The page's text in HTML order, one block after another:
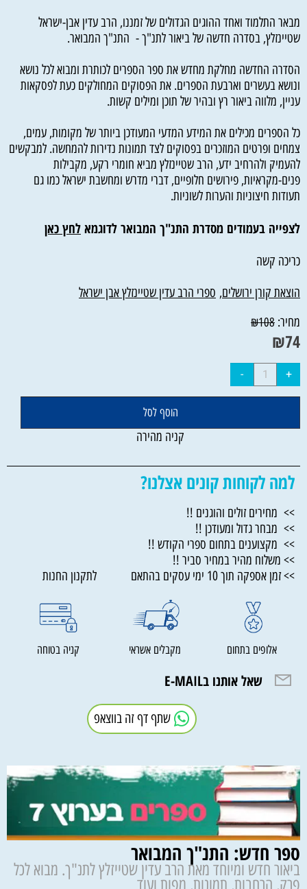
מבאר התלמוד ואחד ההוגים הגדולים של זמננו, הרב עדין אבן-ישראל
שטיינזלץ, בסדרה חדשה של ביאור לתנ"ך - התנ"ך המבואר.
הסדרה החדשה מחלקת מחדש את ספר הספרים לכותרת ומבוא לכל נושא
ונושא בעשרים וארבעת הספרים. את הפסוקים המחולקים כעת לפסקאות
עניין, מלווה ביאור רץ ובהיר של תוכן ומילים קשות.
כל הספרים מכילים את המידע המדעי המעודכן ביותר של מקומות, עמים,
צמחים ופרטים המוזכרים בפסוקים לצד תמונות נדירות להמחשה. למבקשים
להעמיק ולהרחיב ידע, הרב שטיינזלץ מביא חומרי רקע, מקבילות
פנים-מקראיות, פירושים חלופיים, דברי מדרש ומחשבת ישראל כמו גם
תעודות חיצוניות והערות לשוניות.
לצפייה בעמודים מסדרת התנ"ך המבואר לדוגמאלחץ כאן
כריכה קשה
הוצאת קורן ירושלים, ספרי הרב עדין שטיינזלץ אבן ישראל
מחיר:
₪108
₪74
הוסף לסל
קניה מהירה
למה לקוחות קונים אצלנו?
>> מחירים זולים והוגנים !!
>> מבחר גדול ומעודכן !!
>> מקצוענים בתחום ספרי הקודש !!
>> משלוח מהיר במחיר סביר !!
>> זמן אספקה תוך 10 ימי עסקים בהתאם לתקנון החנות
אלופים בתחום מקבלים אשראי קניה בטוחה
שאל אותנו בE-MAIL
שתף דף זה בווצאפ
ספר חדש: התנ"ך המבואר
ביאור חדש ומיוחד מאת הרב עדין שטייזלץ לתנ"ך. מבוא לכל
פרק, הרחבות, תמונות, מפות ועוד